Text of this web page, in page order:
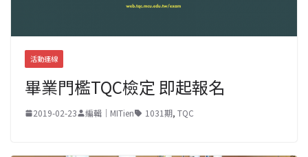
活動連線
畢業門檻TQC檢定 即起報名
2019-02-23 編輯｜MITien 1031期, TQC